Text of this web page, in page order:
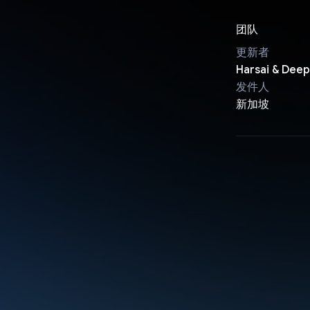
团队
更新者
Harsai &
发件人
新加坡